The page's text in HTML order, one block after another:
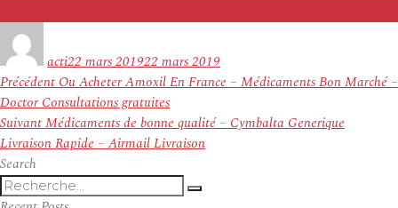
actile
22 mars 201922 mars 2019
Navigation
de
l’article
Précédent Article
précédent :
Ou Acheter Amoxil En France – Médicaments Bon Marché –
Doctor Consultations gratuites
SuivantArticle
suivant :
Médicaments de bonne qualité – Cymbalta Generique
Livraison Rapide – Airmail Livraison
Search
Recherche
Recherche